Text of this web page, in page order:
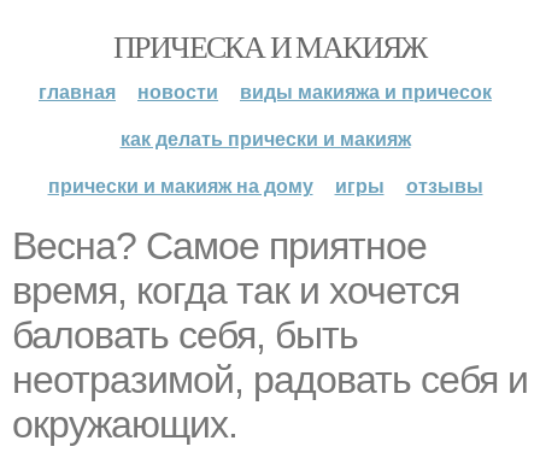
ПРИЧЕСКА И МАКИЯЖ
главная новости
виды макияжа и причесок
как делать прически и макияж
прически и макияж на дому
игры отзывы
Весна? Самое приятное
время, когда так и хочется
баловать себя, быть
неотразимой, радовать себя и
окружающих.